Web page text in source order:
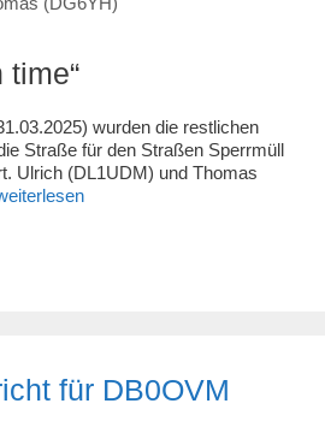
time“
wurden die restlichen
Straße für den Straßen Sperrmüll
Ulrich (DL1UDM) und Thomas
für DB0OVM